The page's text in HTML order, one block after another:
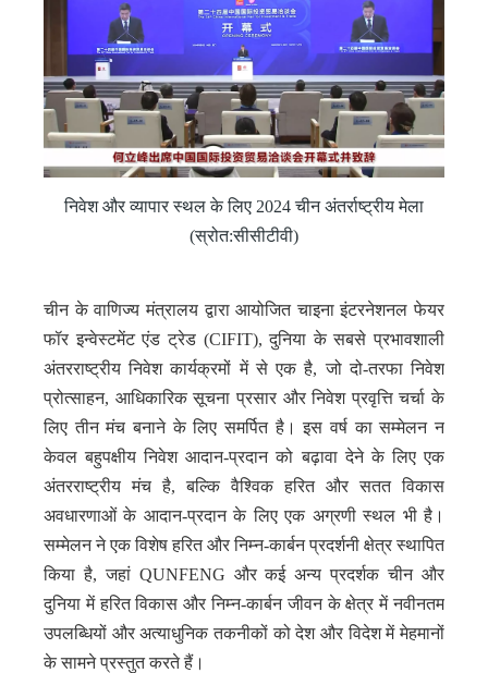
निवेश और व्यापार स्थल के लिए 2024 चीन अंतर्राष्ट्रीय मेला
(स्रोत:सीसीटीवी)
चीन के वाणिज्य मंत्रालय द्वारा आयोजित चाइना इंटरनेशनल फेयर
फॉर इन्वेस्टमेंट एंड ट्रेड (CIFIT), दुनिया के सबसे प्रभावशाली
अंतरराष्ट्रीय निवेश कार्यक्रमों में से एक है, जो दो-तरफा निवेश
प्रोत्साहन, आधिकारिक सूचना प्रसार और निवेश प्रवृत्ति चर्चा के
लिए तीन मंच बनाने के लिए समर्पित है। इस वर्ष का सम्मेलन न
केवल बहुपक्षीय निवेश आदान-प्रदान को बढ़ावा देने के लिए एक
अंतरराष्ट्रीय मंच है, बल्कि वैश्विक हरित और सतत विकास
अवधारणाओं के आदान-प्रदान के लिए एक अग्रणी स्थल भी है।
सम्मेलन ने एक विशेष हरित और निम्न-कार्बन प्रदर्शनी क्षेत्र स्थापित
किया है, जहां QUNFENG और कई अन्य प्रदर्शक चीन और
दुनिया में हरित विकास और निम्न-कार्बन जीवन के क्षेत्र में नवीनतम
उपलब्धियों और अत्याधुनिक तकनीकों को देश और विदेश में मेहमानों
के सामने प्रस्तुत करते हैं।